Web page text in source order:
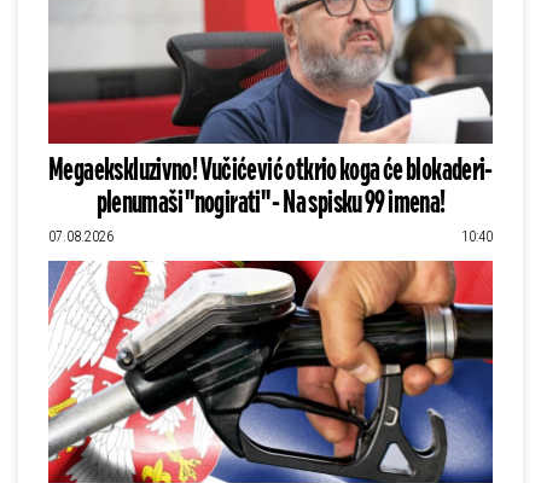
Megaekskluzivno! Vučićević otkrio koga će blokaderi-
plenumaši "nogirati" - Na spisku 99 imena!
07.08.2026 10:40